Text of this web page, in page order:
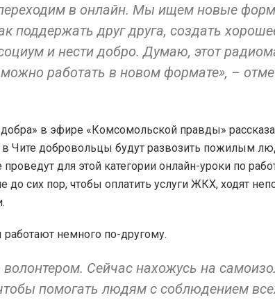
в онлайн. Мы ищем новые
поддержать друг друга, создать
и нести добро. Думаю, этот
работать в новом формате», –
в эфире «Комсомольской правды»
в Чите добровольцы будут развозить пожилым
для этой категории онлайн-уроки по
до сих пор, чтобы оплатить услуги ЖКХ, ходят
немного по-другому.
Сейчас нахожусь на
помогать людям с соблюдением